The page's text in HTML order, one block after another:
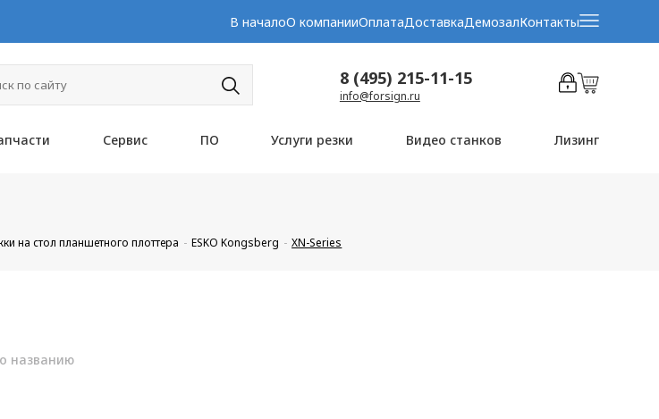
В началоО компанииОплатаДоставкаДемозалКонтакты
8 (495) 215-11-15
info@forsign.ru
Сервис ПО Услуги резки Видео станков Лизинг
на стол планшетного плоттера ESKO Kongsberg XN-Series
названию